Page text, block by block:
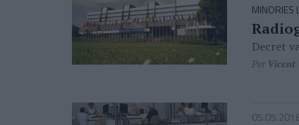
MINORIES
Decret
Per